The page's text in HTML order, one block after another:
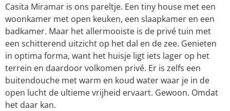
Casita Miramar is ons pareltje. Een tiny house met een
woonkamer met open keuken, een slaapkamer en een
badkamer. Maar het allermooiste is de privé tuin met
een schitterend uitzicht op het dal en de zee. Genieten
in optima forma, want het huisje ligt iets lager op het
terrein en daardoor volkomen privé. Er is zelfs een
buitendouche met warm en koud water waar je in de
open lucht de ultieme vrijheid ervaart. Gewoon. Omdat
het daar kan.